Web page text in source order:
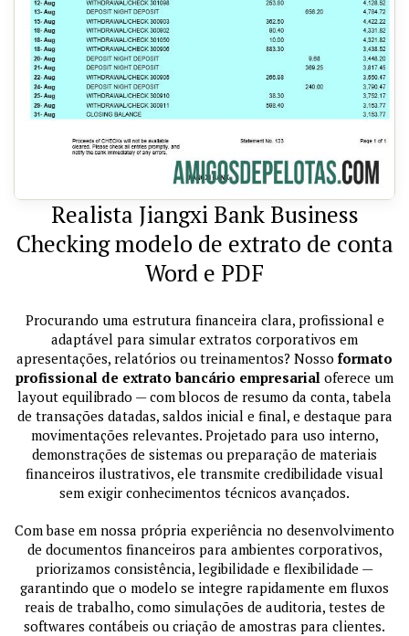
Realista Jiangxi Bank Business
Checking modelo de extrato de conta
Word e PDF
Procurando uma estrutura financeira clara, profissional e
adaptável para simular extratos corporativos em
apresentações, relatórios ou treinamentos? Nosso formato
profissional de extrato bancário empresarial oferece um
layout equilibrado — com blocos de resumo da conta, tabela
de transações datadas, saldos inicial e final, e destaque para
movimentações relevantes. Projetado para uso interno,
demonstrações de sistemas ou preparação de materiais
financeiros ilustrativos, ele transmite credibilidade visual
sem exigir conhecimentos técnicos avançados.
Com base em nossa própria experiência no desenvolvimento
de documentos financeiros para ambientes corporativos,
priorizamos consistência, legibilidade e flexibilidade —
garantindo que o modelo se integre rapidamente em fluxos
reais de trabalho, como simulações de auditoria, testes de
softwares contábeis ou criação de amostras para clientes.